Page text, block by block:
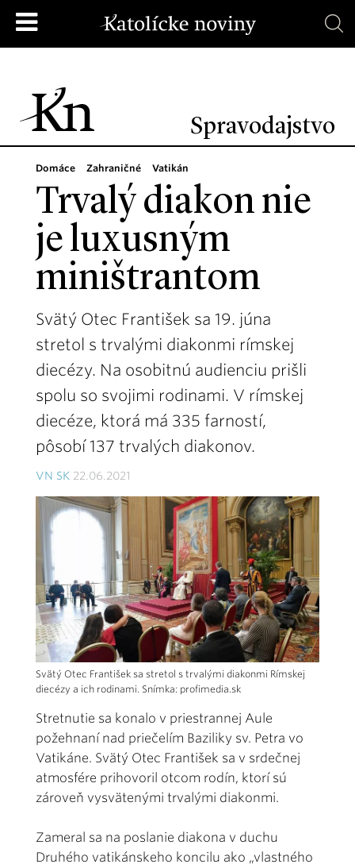
Spravodajstvo
Domáce Zahraničné Vatikán
Trvalý diakon nie
je luxusným
miništrantom
Svätý Otec František sa 19. júna
stretol s trvalými diakonmi rímskej
diecézy. Na osobitnú audienciu prišli
spolu so svojimi rodinami. V rímskej
diecéze, ktorá má 335 farností,
pôsobí 137 trvalých diakonov.
VN SK 22.06.2021
Svätý Otec František sa stretol s trvalými diakonmi Rímskej
diecézy a ich rodinami. Snímka: profimedia.sk
Stretnutie sa konalo v priestrannej Aule
požehnaní nad priečelím Baziliky sv. Petra vo
Vatikáne. Svätý Otec František sa v srdečnej
atmosfére prihovoril otcom rodín, ktorí sú
zároveň vysvätenými trvalými diakonmi.
Zameral sa na poslanie diakona v duchu
Druhého vatikánskeho koncilu ako „vlastného